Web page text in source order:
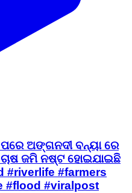
ପରେ ଅଙ୍ଗନଦୀ ବନ୍ୟା ରେ
ଜମି ନଷ୍ଟ ହୋଇଯାଇଛି
#riverlife #farmers
#flood #viralpost